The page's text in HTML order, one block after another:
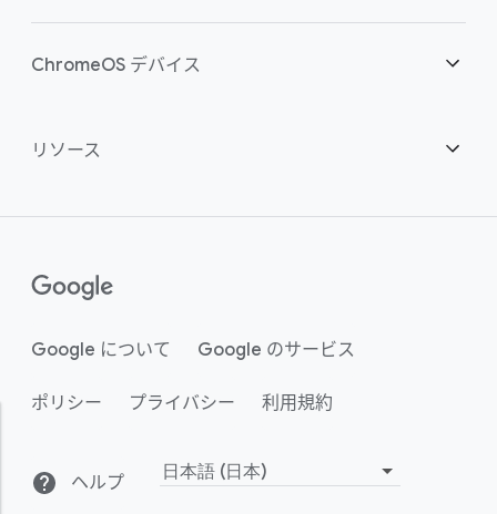
概要
コンタクト センター
Chrome Enterprise Upgrade
サステナビリティ
小売
ChromeOS デバイス
概要
デバイス
購入方法
リソース
ガイド
()
Google について Google のサービス
ポリシー プライバシー 利用規約
ヘルプ
言